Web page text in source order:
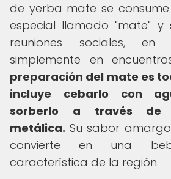
de yerba mate se
especial llamado "mate" y
reuniones sociales,
simplemente en
preparación del mate es
incluye cebarlo con
sorberlo a través de
metálica. Su sabor
convierte en una
característica de la región.